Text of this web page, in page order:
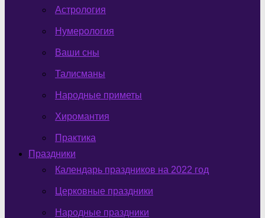
Астрология
Нумерология
Ваши сны
Талисманы
Народные приметы
Хиромантия
Практика
Праздники
Календарь праздников на 2022 год
Церковные праздники
Народные праздники